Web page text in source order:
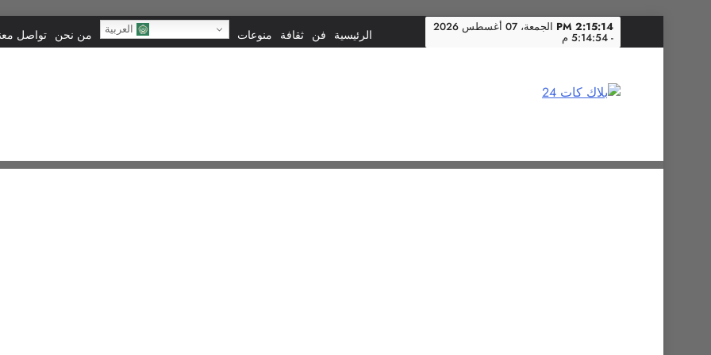
to
2:15:14 PM الجمعة، 07 أغسطس 2026
- 5:14:54 م الرئيسية فن ثقافة منوعات العربية من نحن تواصل